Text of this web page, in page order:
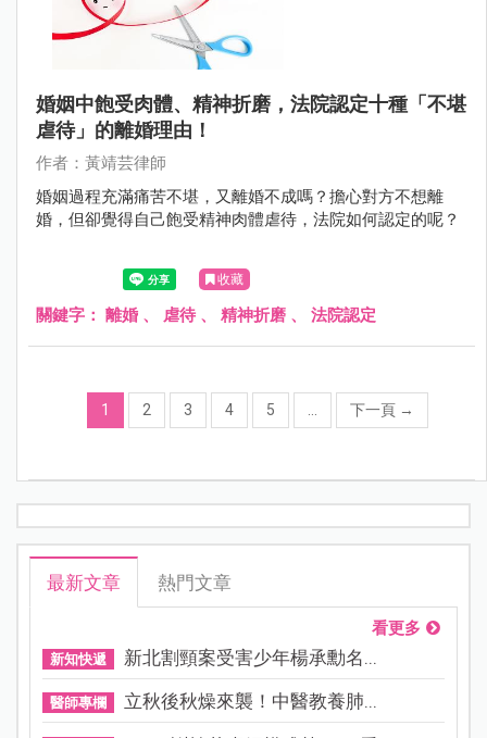
婚姻中飽受肉體、精神折磨，法院認定十種「不堪
虐待」的離婚理由！
作者：黃靖芸律師
婚姻過程充滿痛苦不堪，又離婚不成嗎？擔心對方不想離
婚，但卻覺得自己飽受精神肉體虐待，法院如何認定的呢？
收藏
關鍵字： 離婚 、 虐待 、 精神折磨 、 法院認定
1 2 3 4 5 下一頁 →
最新文章 熱門文章
看更多
新知快遞 新北割頸案受害少年楊承勳名...
醫師專欄 立秋後秋燥來襲！中醫教養肺...